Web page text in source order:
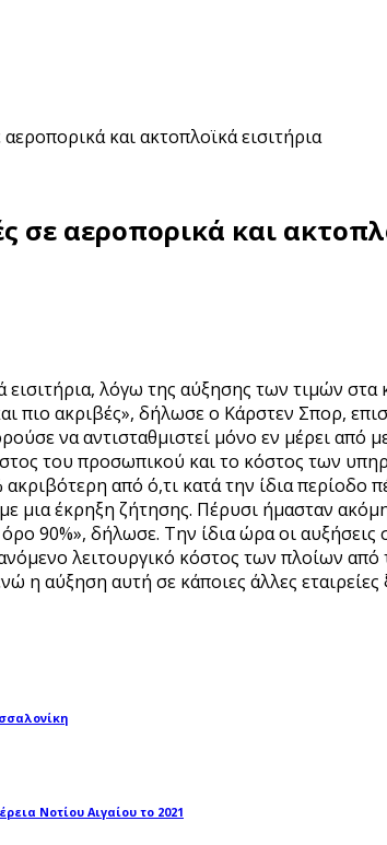
και ακτοπλοϊκά εισιτήρια
σε αεροπορικά και
εισιτήρια, λόγω της αύξησης των τιμών
πιο ακριβές», δήλωσε ο Κάρστεν Σπορ,
να αντισταθμιστεί μόνο εν μέρει από
του προσωπικού και το κόστος των
ακριβότερη από ό,τι κατά την ίδια
μια έκρηξη ζήτησης. Πέρυσι ήμασταν
90%», δήλωσε. Την ίδια ώρα οι
λειτουργικό κόστος των πλοίων
η αύξηση αυτή σε κάποιες άλλες
Νοτίου Αιγαίου το 2021